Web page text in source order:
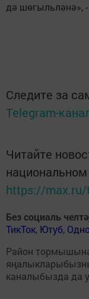
дә шөгыльләнә»,
Следите за
Telegram-
Читайте
https://
Без социаль
ТикТок, Ютуб,
Район
каналыбызда да